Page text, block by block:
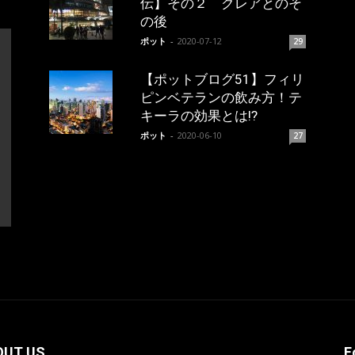
伝】その２ クレアとのそ
の後
ポット - 2020-07-12 29
【ポットブログ51】フィリ
ピンベテランの飲み方！テ
キーラの効果とは!?
ポット - 2020-06-10 27